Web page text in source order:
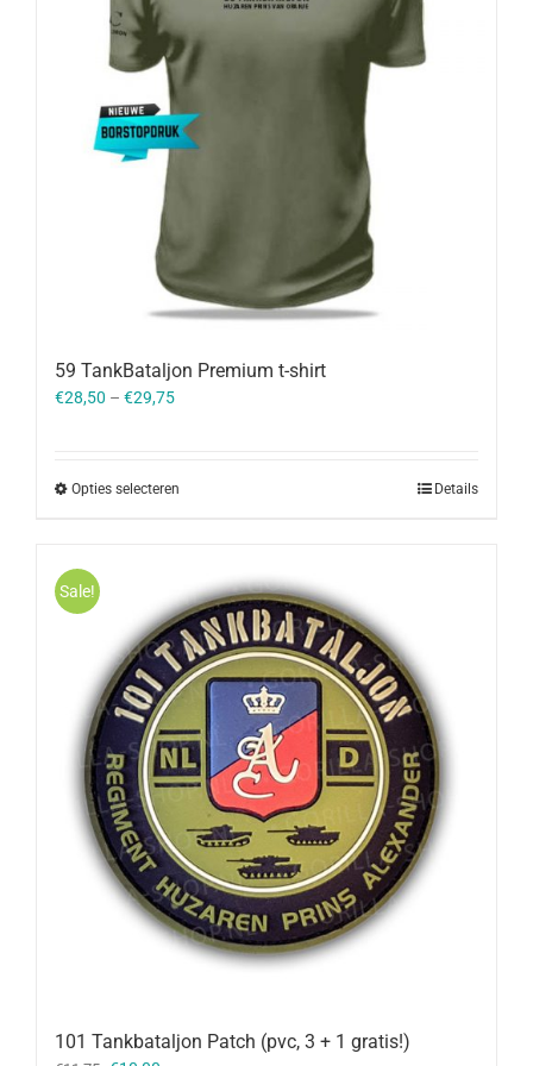
59 TankBataljon Premium t-shirt
€28,50 – €29,75
Opties selecteren Details
Sale!
101 Tankbataljon Patch (pvc, 3 + 1 gratis!)